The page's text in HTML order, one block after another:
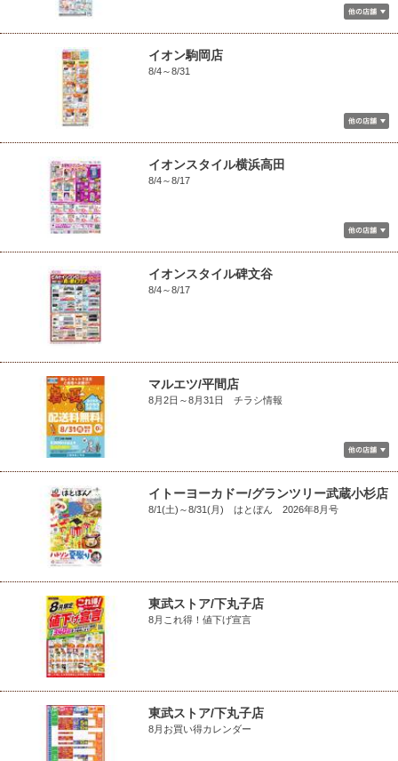
イオン駒岡店
8/4～8/31
イオンスタイル横浜高田
8/4～8/17
イオンスタイル碑文谷
8/4～8/17
マルエツ/平間店
8月2日～8月31日 チラシ情報
イトーヨーカドー/グランツリー武蔵小杉店
8/1(土)～8/31(月) はとぼん 2026年8月号
東武ストア/下丸子店
8月これ得！値下げ宣言
東武ストア/下丸子店
8月お買い得カレンダー